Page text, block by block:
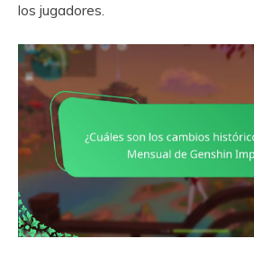
los jugadores.